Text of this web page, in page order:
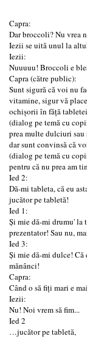
Capra:
Dar broccoli? Nu vrea
Iezii se uită unul la
Iezii:
Nuuuuu! Broccoli e
Capra (către public):
Sunt sigură că voi nu
vitamine, sigur vă
ochișorii în făță
(dialog pe temă cu
prea multe dulciuri sau
dar sunt convinsă că
(dialog pe temă cu
pentru că nu prea am
Ied 2:
Dă-mi tableta, că eu
jucător pe tabletă!
Ied 1:
Și mie dă-mi drumu' la
prezentator! Sau nu,
Ied 3:
Și mie dă-mi dulce! Că
mănânci!
Capra:
Când o să fiți mari e
Iezii:
Nu! Noi vrem să fim...
Ied 2
…jucător pe tabletă,